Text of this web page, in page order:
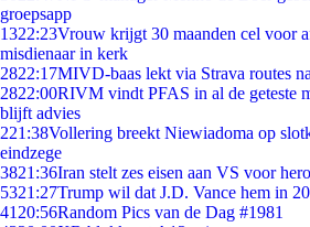
groepsapp
1322:23Vrouw krijgt 30 maanden cel voor
misdienaar in kerk
2822:17MIVD-baas lekt via Strava routes
2822:00RIVM vindt PFAS in al de geteste
blijft advies
221:38Vollering breekt Niewiadoma op
eindzege
3821:36Iran stelt zes eisen aan VS voor
5321:27Trump wil dat J.D. Vance hem in
41 20:56Random Pics van de Dag #1981